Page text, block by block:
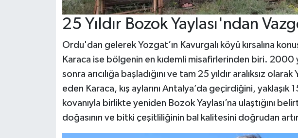
25 Yıldır Bozok Yaylası'ndan
Ordu'dan gelerek Yozgat’ın Kavurgalı köyü kırsalına
Karaca ise bölgenin en kıdemli misafirlerinden biri. 2000
sonra arıcılığa başladığını ve tam 25 yıldır aralıksız
eden Karaca, kış aylarını Antalya’da geçirdiğini, yaklaşık
kovanıyla birlikte yeniden Bozok Yaylası’na ulaştığını
doğasının ve bitki çeşitliliğinin bal kalitesini doğrudan